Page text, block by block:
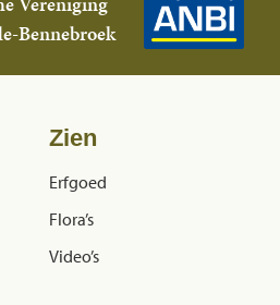
Bennebroek
Zien
Erfgoed
Flora’s
Video’s